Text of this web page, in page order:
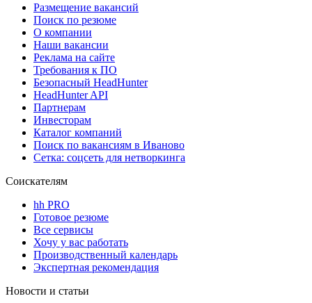
Размещение вакансий
Поиск по резюме
О компании
Наши вакансии
Реклама на сайте
Требования к ПО
Безопасный HeadHunter
HeadHunter API
Партнерам
Инвесторам
Каталог компаний
Поиск по вакансиям в Иваново
Сетка: соцсеть для нетворкинга
Соискателям
hh PRO
Готовое резюме
Все сервисы
Хочу у вас работать
Производственный календарь
Экспертная рекомендация
Новости и статьи